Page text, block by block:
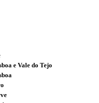
e Vale do Tejo